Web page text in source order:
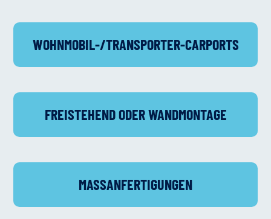
WOHNMOBIL-/TRANS­PORTER-CARPORTS
FREISTEHEND ODER WANDMONTAGE
MASS­ANFERTI­GUNGEN